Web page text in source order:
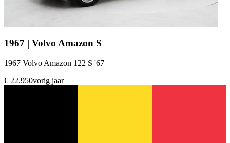
1967 | Volvo Amazon S
1967 Volvo Amazon 122 S '67
€ 22.950vorig jaar